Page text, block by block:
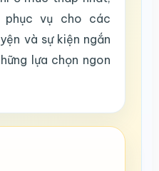
vụ cho các
và sự kiện ngắn
lựa chọn ngon